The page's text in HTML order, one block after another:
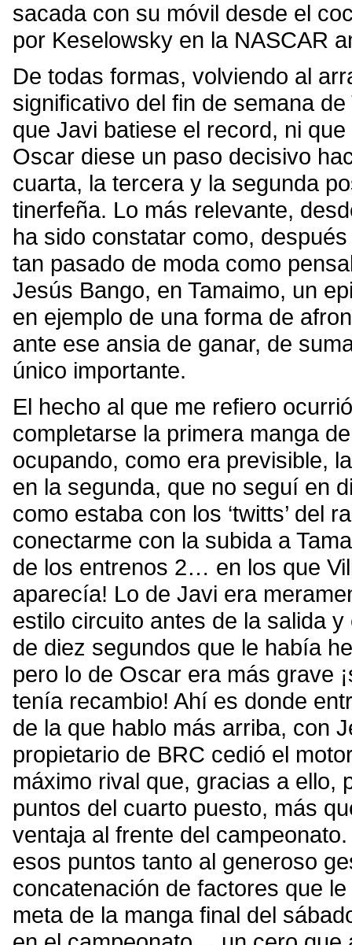
sacada con su móvil desde el
por Keselowsky en la NASCAR
De todas formas, volviendo al
significativo del fin de semana
que Javi batiese el record, ni
Oscar diese un paso decisivo
cuarta, la tercera y la segunda
tinerfeña. Lo más relevante,
ha sido constatar como,
tan pasado de moda como
Jesús Bango, en Tamaimo, un
en ejemplo de una forma de
ante ese ansia de ganar, de
único importante.
El hecho al que me refiero
completarse la primera manga
ocupando, como era previsible,
en la segunda, que no seguí en
como estaba con los ‘twitts’ del
conectarme con la subida a
de los entrenos 2… en los que
aparecía! Lo de Javi era
estilo circuito antes de la salida
de diez segundos que le había
pero lo de Oscar era más grave
tenía recambio! Ahí es donde
de la que hablo más arriba, con
propietario de BRC cedió el
máximo rival que, gracias a ello,
puntos del cuarto puesto, más
ventaja al frente del
esos puntos tanto al generoso
concatenación de factores que
meta de la manga final del